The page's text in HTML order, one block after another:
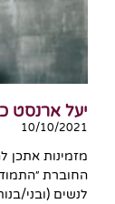
יעל ארנסט
10/10/2021
מזמינות אתכן
החוברת
לנשים (ובני/